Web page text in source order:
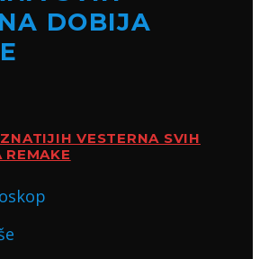
DOBIJA
VESTERNA SVIH
REMAKE